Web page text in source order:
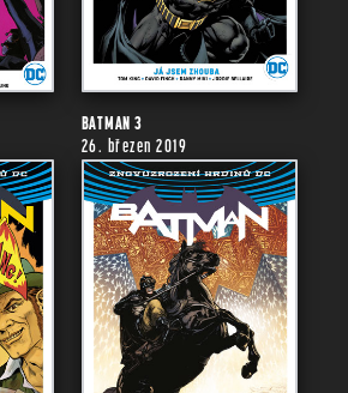
BATMAN 3
26. březen 2019